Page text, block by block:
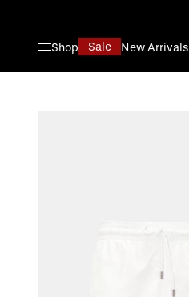
Shop
Sale New Arrivals